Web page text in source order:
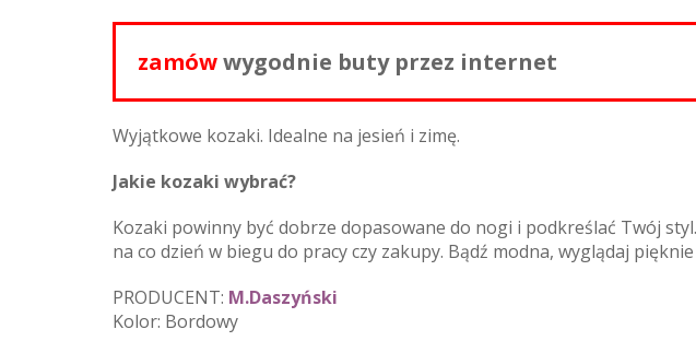
zamówwygodnie buty przez internet
Wyjątkowe kozaki. Idealne na jesień i zimę.
Jakie kozaki wybrać?
Kozaki powinny być dobrze dopasowane do nogi i podkreślać Twój
na co dzień w biegu do pracy czy zakupy. Bądź modna, wyglądaj
PRODUCENT: M.Daszyński
Kolor: Bordowy